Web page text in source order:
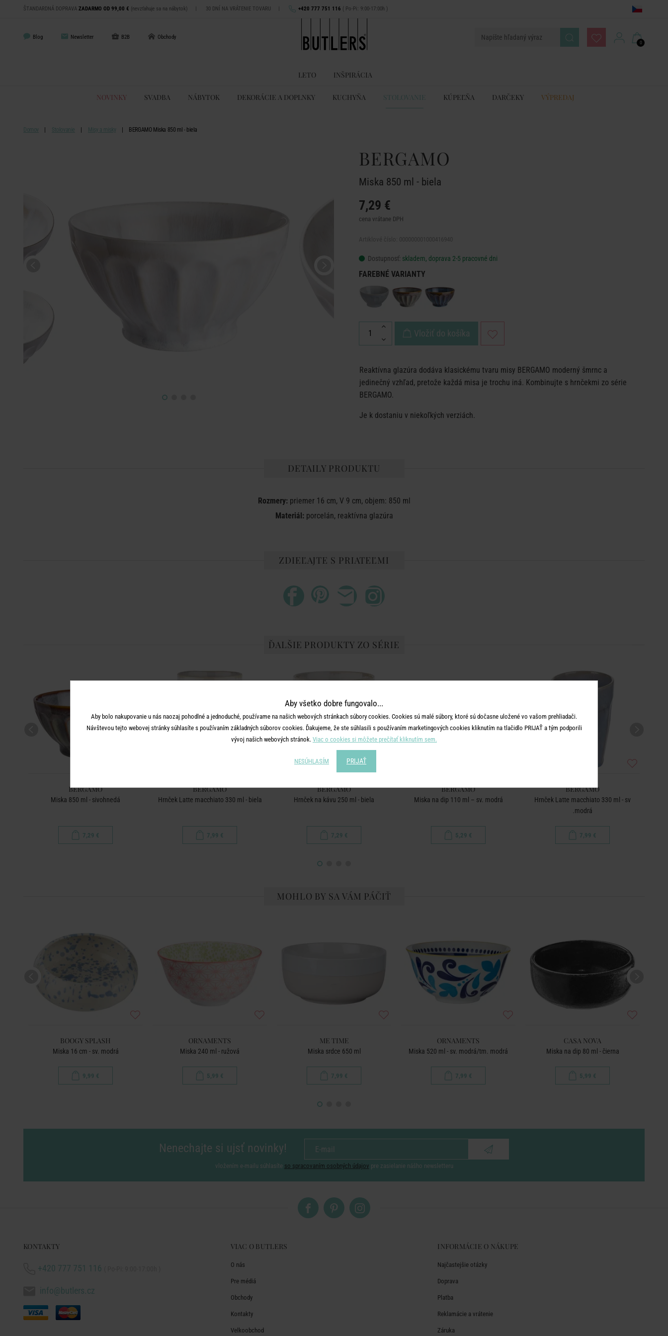
ŠTANDARDNÁ DOPRAVA ZADARMO OD 99,00 € (nevzťahuje sa na nábytok) | 30 DNÍ NA VRÁTENIE TOVARU | +420 777 751 116 ( Po-Pi: 9:00-17:00h )
Blog Newsletter B2B Obchody
0
LETO INŠPIRÁCIA
NOVINKY SVADBA NÁBYTOK DEKORÁCIE A DOPLNKY KUCHYŇA STOLOVANIE KÚPEĽŇA DARČEKY VÝPREDAJ
Domov Stolovanie Misy a misky BERGAMO Miska 850 ml - biela
BERGAMO
Miska 850 ml - biela
7,29 €
cena vrátane DPH
Dostupnosť: skladem, doprava 2-5 pracovné dni
FAREBNÉ VARIANTY
Vložiť do košíka
Reaktívna glazúra dodáva klasickému tvaru misy BERGAMO moderný šmrnc a
jedinečný vzhľad, pretože každá misa je trochu iná. Kombinujte s hrnčekmi zo série
BERGAMO.
Je k dostaniu v niekoľkých verziách.
DETAILY PRODUKTU
Rozmery:priemer 16 cm, V 9 cm, objem: 850 ml
Materiál:porcelán, reaktívna glazúra
ZDIEĽAJTE S PRIATEĽMI
ĎALŠIE PRODUKTY ZO SÉRIE
BERGAMO
Miska 850 ml - sivohnedá
7,29 €
BERGAMO
Hrnček Latte macchiato 330 ml - biela
7,99 €
BERGAMO
Hrnček na kávu 250 ml - biela
7,29 €
BERGAMO
Miska na dip 110 ml – sv. modrá
5,29 €
BERGAMO
Hrnček Latte macchiato 330 ml - sv
.modrá
7,99 €
MOHLO BY SA VÁM PÁČIŤ
BOOGY SPLASH
Miska 16 cm - sv. modrá
9,99 €
ORNAMENTS
Miska 240 ml - ružová
5,99 €
ME TIME
Miska srdce 650 ml
7,99 €
ORNAMENTS
Miska 520 ml - sv. modrá/tm. modrá
7,99 €
CASA NOVA
Miska na dip 80 ml - čierna
5,99 €
Nenechajte si ujsť novinky!
vložením e-mailu súhlasíte so spracovaním osobných údajov pre zasielanie nášho newsletteru
KONTAKTY
+420 777 751 116
info@butlers.cz
VIAC O BUTLERS
O nás
Pre médiá
Obchody
Kontakty
Velkoobchod
INFORMÁCIE O NÁKUPE
Najčastejšie otázky
Doprava
Platba
Reklamácie a vrátenie
Záruka
Aby všetko dobre fungovalo...
Aby bolo nakupovanie u nás naozaj pohodlné a jednoduché, používame na našich webových stránkach súbory cookies. Cookies sú malé súbory, ktoré sú dočasne uložené vo vašom prehliadači.
Návštevou tejto webovej stránky súhlasíte s používaním základných súborov cookies. Ďakujeme, že ste súhlasili s používaním marketingových cookies kliknutím na tlačidlo PRIJAŤ a tým podporili
vývoj našich webových stránok. Viac o cookies si môžete prečítať kliknutím sem.
NESÚHLASÍM PRIJAŤ